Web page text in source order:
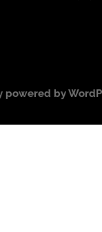
powered by